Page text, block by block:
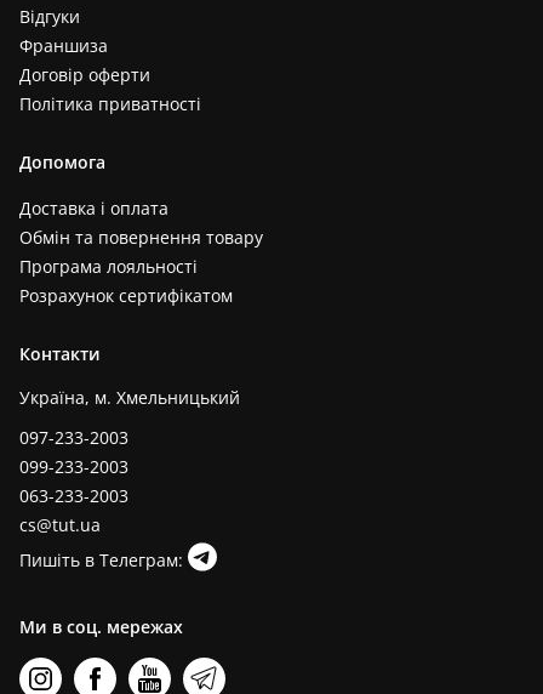
Відгуки
Франшиза
Договір оферти
Політика приватності
Допомога
Доставка і оплата
Обмін та повернення товару
Програма лояльності
Розрахунок сертифікатом
Контакти
Україна, м. Хмельницький
097-233-2003
099-233-2003
063-233-2003
cs@tut.ua
Пишіть в Телеграм:
Ми в соц. мережах